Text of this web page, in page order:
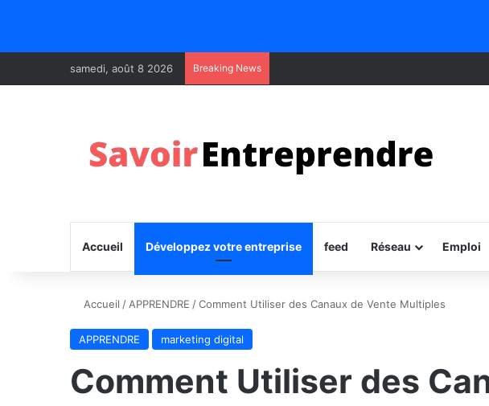
samedi, août 8 2026 Breaking News
Accueil Développez votre entreprise feed Réseau Emploi
Accueil / APPRENDRE /Comment Utiliser des Canaux de Vente Multiples
APPRENDRE marketing digital
Comment Utiliser des